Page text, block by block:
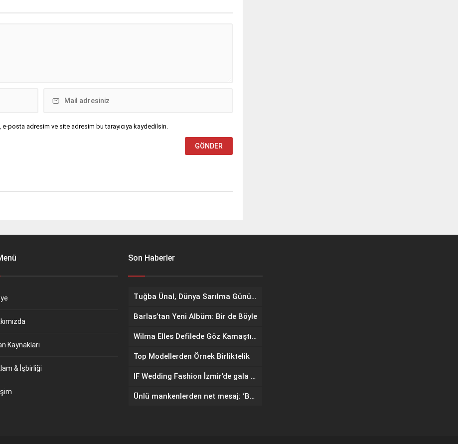
posta adresim ve site adresim bu tarayıcıya kaydedilsin.
Kaynakları
& İşbirliği
Son Haberler
Tuğba Ünal, Dünya Sarılma Günü kapsamında hayranlarıyla buluştu
Barlas’tan Yeni Albüm: Bir de Böyle
Wilma Elles Defilede Göz Kamaştırdı, Kuliste Oğlunu Uyuttu
Top Modellerden Örnek Birliktelik
IF Wedding Fashion İzmir’de gala defilesinde yıldızlar geçidi
Ünlü mankenlerden net mesaj: ‘Bayrağımız Kırmızı Çizgimizdir’